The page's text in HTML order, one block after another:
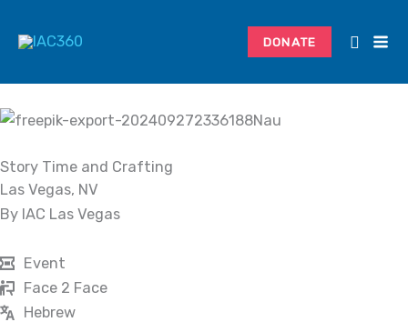
DONATE
Story Time and Crafting
Las Vegas, NV
By IAC Las Vegas
Event
Face 2 Face
Hebrew